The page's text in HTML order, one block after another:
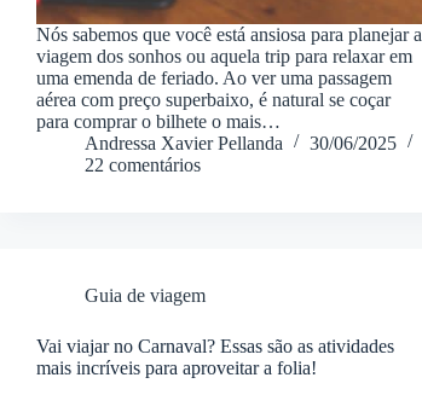
Nós sabemos que você está ansiosa para planejar a
viagem dos sonhos ou aquela trip para relaxar em
uma emenda de feriado. Ao ver uma passagem
aérea com preço superbaixo, é natural se coçar
para comprar o bilhete o mais…
Andressa Xavier Pellanda
30/06/2025
22 comentários
Guia de viagem
Vai viajar no Carnaval? Essas são as atividades
mais incríveis para aproveitar a folia!